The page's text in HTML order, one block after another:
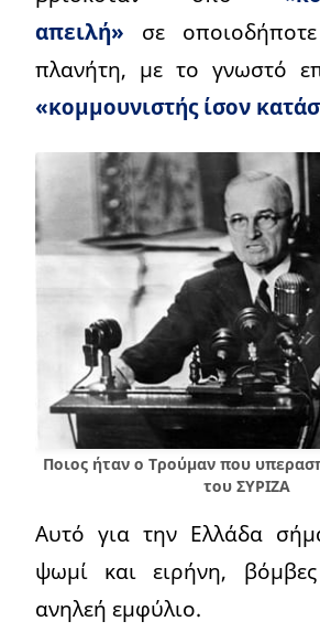
απειλή» σε
πλανήτη, με το γνωστό
«κομμουνιστής ίσον
Ποιος ήταν ο Τρούμαν που
του ΣΥΡΙΖΑ
Αυτό για την Ελλάδα
ψωμί και ειρήνη,
ανηλεή εμφύλιο.